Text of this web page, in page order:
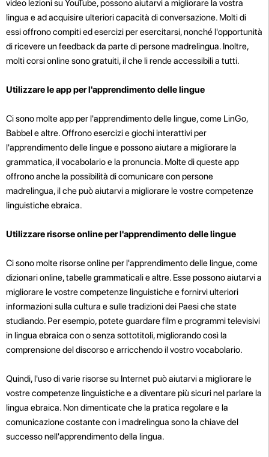
video lezioni su YouTube, possono aiutarvi a migliorare la vostra
lingua e ad acquisire ulteriori capacità di conversazione. Molti di
essi offrono compiti ed esercizi per esercitarsi, nonché l'opportunità
di ricevere un feedback da parte di persone madrelingua. Inoltre,
molti corsi online sono gratuiti, il che li rende accessibili a tutti.
Utilizzare le app per l'apprendimento delle lingue
Ci sono molte app per l'apprendimento delle lingue, come LinGo,
Babbel e altre. Offrono esercizi e giochi interattivi per
l'apprendimento delle lingue e possono aiutare a migliorare la
grammatica, il vocabolario e la pronuncia. Molte di queste app
offrono anche la possibilità di comunicare con persone
madrelingua, il che può aiutarvi a migliorare le vostre competenze
linguistiche ebraica.
Utilizzare risorse online per l'apprendimento delle lingue
Ci sono molte risorse online per l'apprendimento delle lingue, come
dizionari online, tabelle grammaticali e altre. Esse possono aiutarvi a
migliorare le vostre competenze linguistiche e fornirvi ulteriori
informazioni sulla cultura e sulle tradizioni dei Paesi che state
studiando. Per esempio, potete guardare film e programmi televisivi
in lingua ebraica con o senza sottotitoli, migliorando così la
comprensione del discorso e arricchendo il vostro vocabolario.
Quindi, l'uso di varie risorse su Internet può aiutarvi a migliorare le
vostre competenze linguistiche e a diventare più sicuri nel parlare la
lingua ebraica. Non dimenticate che la pratica regolare e la
comunicazione costante con i madrelingua sono la chiave del
successo nell'apprendimento della lingua.